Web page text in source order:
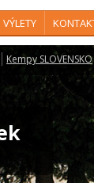
Kempy SLOVENSKO